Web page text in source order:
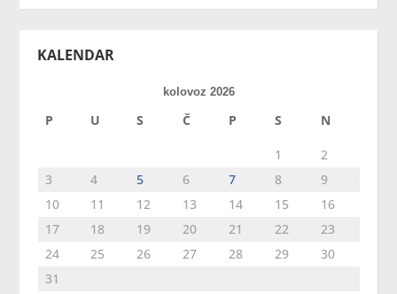
KALENDAR
kolovoz 2026
P U S Č P S N
1
2
3
4 5 6 7 8
9
10
11 12 13 14 15
16
17
18 19 20 21 22
23
24
25 26 27 28 29
30
31